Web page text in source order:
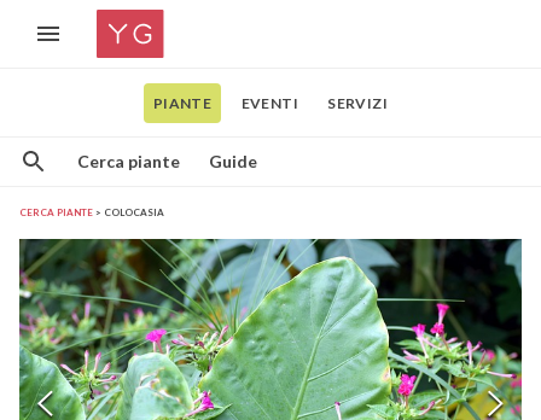
PIANTE EVENTI SERVIZI
Cerca piante Guide
CERCA PIANTE COLOCASIA